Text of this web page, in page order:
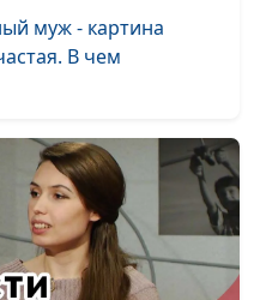
муж - картина
В чем